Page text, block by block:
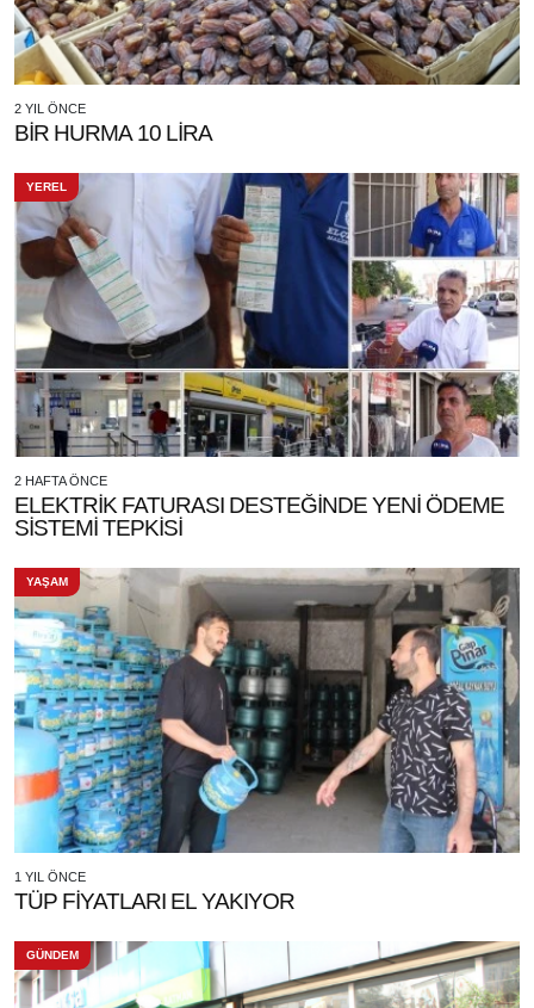
2 YIL ÖNCE
BİR HURMA 10 LİRA
YEREL
2 HAFTA ÖNCE
ELEKTRİK FATURASI DESTEĞİNDE YENİ ÖDEME
SİSTEMİ TEPKİSİ
YAŞAM
1 YIL ÖNCE
TÜP FİYATLARI EL YAKIYOR
GÜNDEM